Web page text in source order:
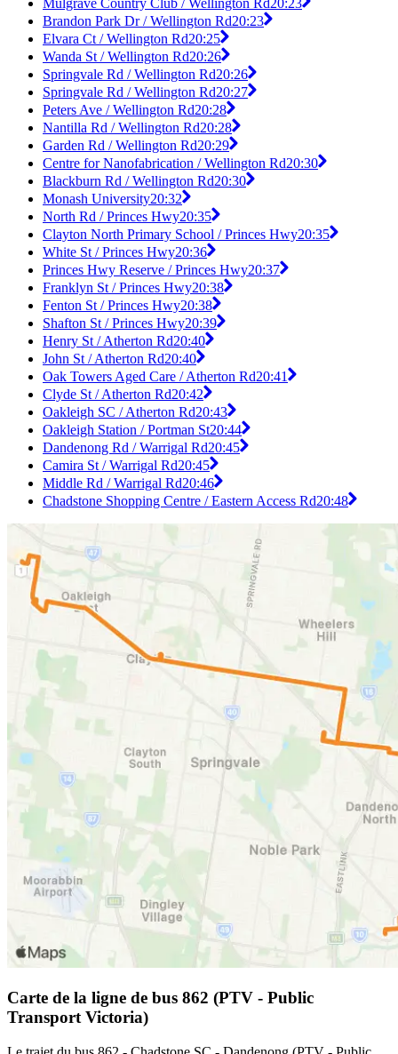
Mulgrave Country Club / Wellington Rd20:23
Brandon Park Dr / Wellington Rd20:23
Elvara Ct / Wellington Rd20:25
Wanda St / Wellington Rd20:26
Springvale Rd / Wellington Rd20:26
Springvale Rd / Wellington Rd20:27
Peters Ave / Wellington Rd20:28
Nantilla Rd / Wellington Rd20:28
Garden Rd / Wellington Rd20:29
Centre for Nanofabrication / Wellington Rd20:30
Blackburn Rd / Wellington Rd20:30
Monash University20:32
North Rd / Princes Hwy20:35
Clayton North Primary School / Princes Hwy20:35
White St / Princes Hwy20:36
Princes Hwy Reserve / Princes Hwy20:37
Franklyn St / Princes Hwy20:38
Fenton St / Princes Hwy20:38
Shafton St / Princes Hwy20:39
Henry St / Atherton Rd20:40
John St / Atherton Rd20:40
Oak Towers Aged Care / Atherton Rd20:41
Clyde St / Atherton Rd20:42
Oakleigh SC / Atherton Rd20:43
Oakleigh Station / Portman St20:44
Dandenong Rd / Warrigal Rd20:45
Camira St / Warrigal Rd20:45
Middle Rd / Warrigal Rd20:46
Chadstone Shopping Centre / Eastern Access Rd20:48
Carte de la ligne de bus 862 (PTV - Public
Transport Victoria)